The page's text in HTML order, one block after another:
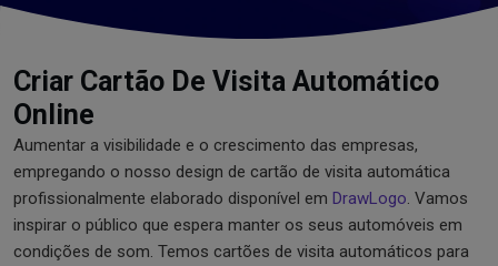
Criar Cartão De Visita Automático
Online
Aumentar a visibilidade e o crescimento das empresas,
empregando o nosso design de cartão de visita automática
profissionalmente elaborado disponível em DrawLogo. Vamos
inspirar o público que espera manter os seus automóveis em
condições de som. Temos cartões de visita automáticos para